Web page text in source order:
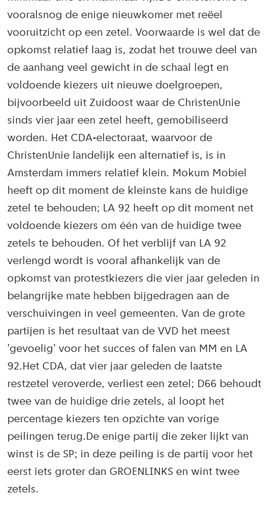
vooralsnog de enige nieuwkomer met reëel
vooruitzicht op een zetel. Voorwaarde is wel dat de
opkomst relatief laag is, zodat het trouwe deel van
de aanhang veel gewicht in de schaal legt en
voldoende kiezers uit nieuwe doelgroepen,
bijvoorbeeld uit Zuidoost waar de ChristenUnie
sinds vier jaar een zetel heeft, gemobiliseerd
worden. Het CDA-electoraat, waarvoor de
ChristenUnie landelijk een alternatief is, is in
Amsterdam immers relatief klein. Mokum Mobiel
heeft op dit moment de kleinste kans de huidige
zetel te behouden; LA 92 heeft op dit moment net
voldoende kiezers om één van de huidige twee
zetels te behouden. Of het verblijf van LA 92
verlengd wordt is vooral afhankelijk van de
opkomst van protestkiezers die vier jaar geleden in
belangrijke mate hebben bijgedragen aan de
verschuivingen in veel gemeenten. Van de grote
partijen is het resultaat van de VVD het meest
'gevoelig' voor het succes of falen van MM en LA
92.Het CDA, dat vier jaar geleden de laatste
restzetel veroverde, verliest een zetel; D66 behoudt
twee van de huidige drie zetels, al loopt het
percentage kiezers ten opzichte van vorige
peilingen terug.De enige partij die zeker lijkt van
winst is de SP; in deze peiling is de partij voor het
eerst iets groter dan GROENLINKS en wint twee
zetels.